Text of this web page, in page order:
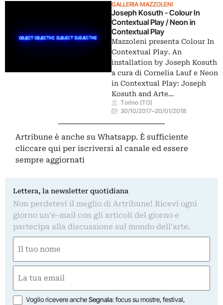
GALLERIA MAZZOLENI
Joseph Kosuth - Colour In
Contextual Play / Neon in
Contextual Play
Mazzoleni presenta Colour In
Contextual Play. An
installation by Joseph Kosuth
a cura di Cornelia Lauf e Neon
in Contextual Play: Joseph
Kosuth and Arte…
Torino (TO)
30/10/2017–20/01/2018
Artribune è anche su Whatsapp. È sufficiente
cliccare qui per iscriversi al canale ed essere
sempre aggiornati
Lettera, la newsletter quotidiana
Non perdetevi il meglio di Artribune! Ricevi ogni
giorno un'e-mail con gli articoli del giorno e
partecipa alla discussione sul mondo dell'arte.
(Obbligatorio)
Nome
(Obbligatorio)
Opzioni
Voglio ricevere ancheSegnala: focus su mostre, festival,